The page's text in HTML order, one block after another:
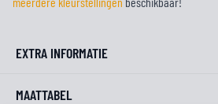
EXTRA INFORMATIE
MAATTABEL